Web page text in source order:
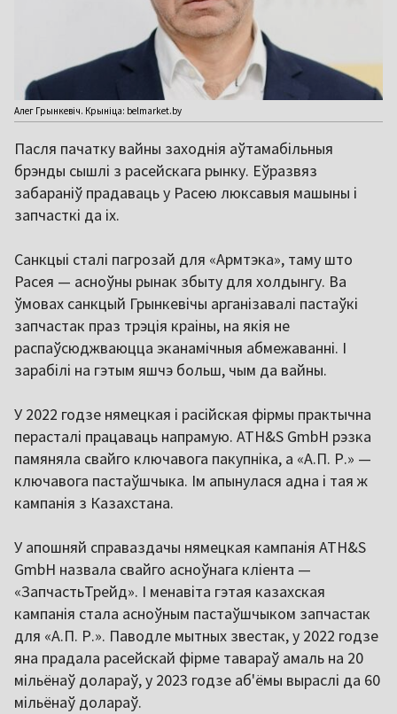
Алег Грынкевіч. Крыніца: belmarket.by
Пасля пачатку вайны заходнія аўтамабільныя
брэнды сышлі з расейскага рынку. Еўразвяз
забараніў прадаваць у Расею люксавыя машыны і
запчасткі да іх.
Санкцыі сталі пагрозай для «Армтэка», таму што
Расея — асноўны рынак збыту для холдынгу. Ва
ўмовах санкцый Грынкевічы арганізавалі пастаўкі
запчастак праз трэція краіны, на якія не
распаўсюджваюцца эканамічныя абмежаванні. І
зарабілі на гэтым яшчэ больш, чым да вайны.
У 2022 годзе нямецкая і расійская фірмы практычна
перасталі працаваць напрамую. ATH&S GmbH рэзка
памяняла свайго ключавога пакупніка, а «А.П. Р.» —
ключавога пастаўшчыка. Ім апынулася адна і тая ж
кампанія з Казахстана.
У апошняй справаздачы нямецкая кампанія ATH&S
GmbH назвала свайго асноўнага кліента —
«ЗапчастьТрейд». І менавіта гэтая казахская
кампанія стала асноўным пастаўшчыком запчастак
для «А.П. Р.». Паводле мытных звестак, у 2022 годзе
яна прадала расейскай фірме тавараў амаль на 20
мільёнаў долараў, у 2023 годзе аб'ёмы выраслі да 60
мільёнаў долараў.